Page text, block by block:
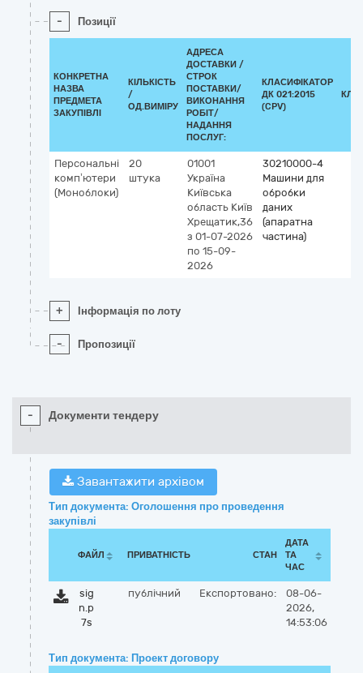
- Позиції
КОНКРЕТНА
НАЗВА
ПРЕДМЕТА
ЗАКУПІВЛІ
КІЛЬКІСТЬ
/
ОД.ВИМІРУ
АДРЕСА
ДОСТАВКИ /
СТРОК
ПОСТАВКИ/
ВИКОНАННЯ
РОБІТ/
НАДАННЯ
ПОСЛУГ:
КЛАСИФІКАТОР
ДК 021:2015
(CPV)
Персональні
комп’ютери
(Моноблоки)
20
штука
01001
Україна
Київська
область Київ
Хрещатик,36
з 01-07-2026
по 15-09-
2026
30210000-4
Машини для
обробки
даних
(апаратна
частина)
+ Інформація по лоту
- Пропозиції
- Документи тендеру
Завантажити архівом
Тип документа: Оголошення про проведення
закупівлі
ФАЙЛ ПРИВАТНІСТЬ СТАН
ДАТА
ТА
ЧАС
sig
n.p
7s
публічний Експортовано:
08-06-
2026,
14:53:06
Тип документа: Проект договору